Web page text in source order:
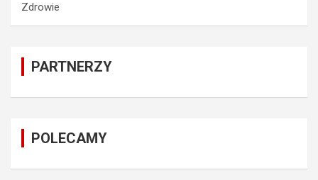
Zdrowie
PARTNERZY
POLECAMY